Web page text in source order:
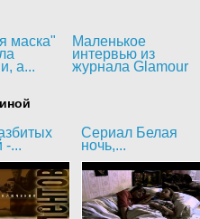
маска"
а...
Маленькое
интервью из
журнала Glamour
-...
Сериал Белая
ночь,...